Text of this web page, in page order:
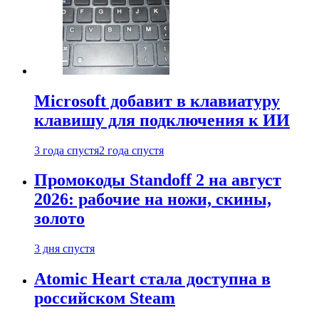
Microsoft добавит в клавиатуру
клавишу для подключения к ИИ
3 года спустя2 года спустя
Промокоды Standoff 2 на август
2026: рабочие на ножи, скины,
золото
3 дня спустя
Atomic Heart стала доступна в
российском Steam